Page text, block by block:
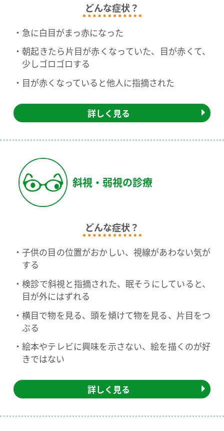
どんな症状？
急に白目がまっ赤になった
朝起きたら片目が赤くなっていた、目が赤くて、
少しゴロゴロする
目が赤くなっていると他人に指摘された
詳しく見る
斜視・弱視の診療
どんな症状？
子供の目の位置がおかしい、視線があわない気が
する
検診で斜視と指摘された、眠そうにしていると、
目が外にはずれる
横目で物を見る、頭を傾けて物を見る、片目をつ
ぶる
絵本やテレビに興味を示さない、絵を描くのが好
きではない
詳しく見る